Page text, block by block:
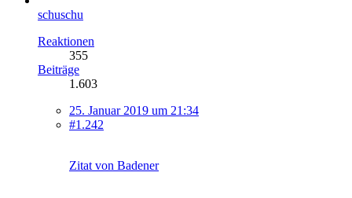
schuschu
Reaktionen
355
Beiträge
1.603
25. Januar 2019 um 21:34
#1.242
Zitat von Badener